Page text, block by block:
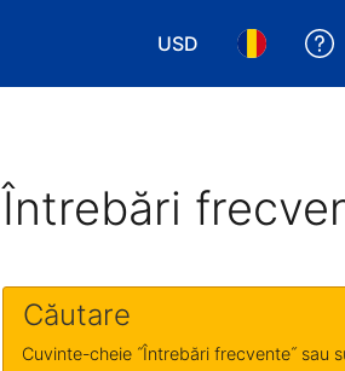
USD
Alegeţi moneda.
Alegeți
Întrebări
Căutare
Cuvinte-cheie ˝Întrebări frecvente˝ sau